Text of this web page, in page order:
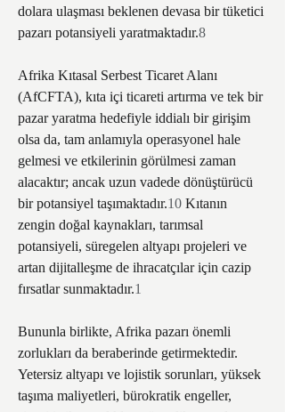
dolara ulaşması beklenen devasa bir tüketici
pazarı potansiyeli yaratmaktadır.8
Afrika Kıtasal Serbest Ticaret Alanı
(AfCFTA), kıta içi ticareti artırma ve tek bir
pazar yaratma hedefiyle iddialı bir girişim
olsa da, tam anlamıyla operasyonel hale
gelmesi ve etkilerinin görülmesi zaman
alacaktır; ancak uzun vadede dönüştürücü
bir potansiyel taşımaktadır.10 Kıtanın
zengin doğal kaynakları, tarımsal
potansiyeli, süregelen altyapı projeleri ve
artan dijitalleşme de ihracatçılar için cazip
fırsatlar sunmaktadır.1
Bununla birlikte, Afrika pazarı önemli
zorlukları da beraberinde getirmektedir.
Yetersiz altyapı ve lojistik sorunları, yüksek
taşıma maliyetleri, bürokratik engeller,